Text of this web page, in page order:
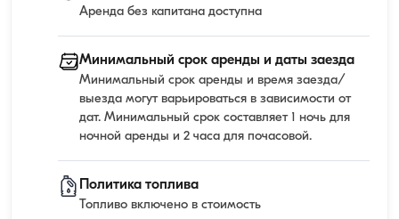
Аренда без капитана доступна
Минимальный срок аренды и даты заезда
Минимальный срок аренды и время заезда/
выезда могут варьироваться в зависимости от
дат. Минимальный срок составляет 1 ночь для
ночной аренды и 2 часа для почасовой.
Политика топлива
Топливо включено в стоимость